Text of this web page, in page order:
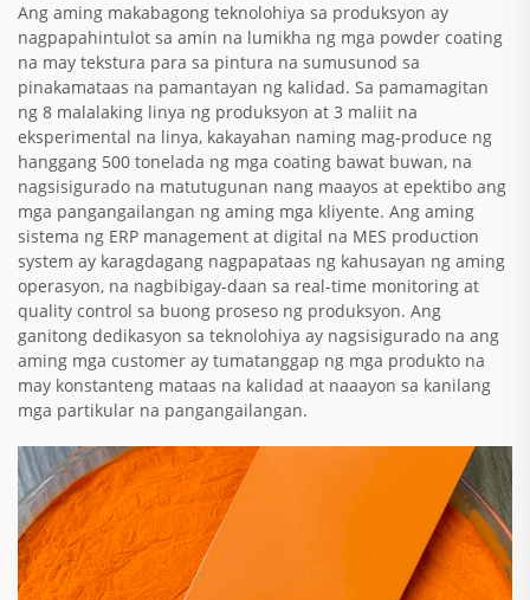
Ang aming makabagong teknolohiya sa produksyon ay
nagpapahintulot sa amin na lumikha ng mga powder coating
na may tekstura para sa pintura na sumusunod sa
pinakamataas na pamantayan ng kalidad. Sa pamamagitan
ng 8 malalaking linya ng produksyon at 3 maliit na
eksperimental na linya, kakayahan naming mag-produce ng
hanggang 500 tonelada ng mga coating bawat buwan, na
nagsisigurado na matutugunan nang maayos at epektibo ang
mga pangangailangan ng aming mga kliyente. Ang aming
sistema ng ERP management at digital na MES production
system ay karagdagang nagpapataas ng kahusayan ng aming
operasyon, na nagbibigay-daan sa real-time monitoring at
quality control sa buong proseso ng produksyon. Ang
ganitong dedikasyon sa teknolohiya ay nagsisigurado na ang
aming mga customer ay tumatanggap ng mga produkto na
may konstanteng mataas na kalidad at naaayon sa kanilang
mga partikular na pangangailangan.